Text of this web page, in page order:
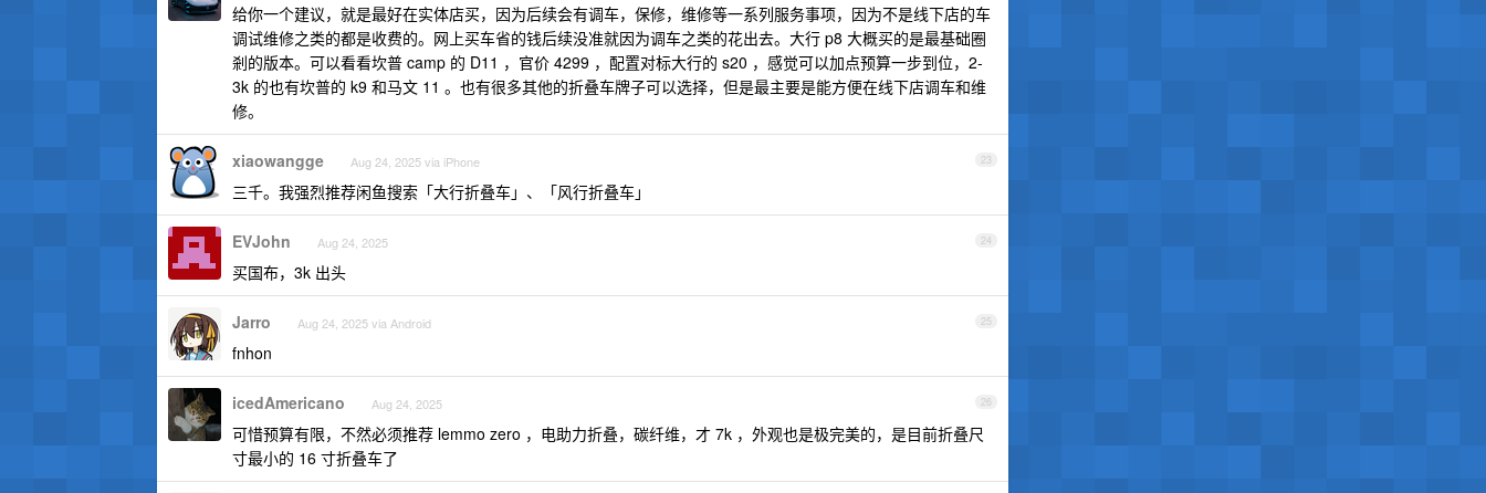
给你一个建议，就是最好在实体店买，因为后续会有调车，保修，维修等一系列服务事项，因为不是线下店的车
调试维修之类的都是收费的。网上买车省的钱后续没准就因为调车之类的花出去。大行 p8 大概买的是最基础圈
剎的版本。可以看看坎普 camp 的 D11 ，官价 4299 ，配置对标大行的 s20 ，感觉可以加点预算一步到位，2-
3k 的也有坎普的 k9 和马文 11 。也有很多其他的折叠车牌子可以选择，但是最主要是能方便在线下店调车和维
修。
23
xiaowangge Aug 24, 2025 via iPhone
三千。我强烈推荐闲鱼搜索「大行折叠车」、「风行折叠车」
24
EVJohn Aug 24, 2025
买国布，3k 出头
25
Jarro Aug 24, 2025 via Android
fnhon
26
icedAmericano Aug 24, 2025
可惜预算有限，不然必须推荐 lemmo zero ，电助力折叠，碳纤维，才 7k ，外观也是极完美的，是目前折叠尺
寸最小的 16 寸折叠车了